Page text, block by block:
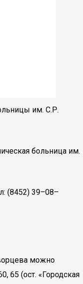
им. С.Р.
больница им.
(8452) 39–08–
можно
65 (ост. «Городская